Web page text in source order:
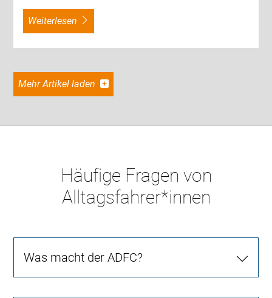
weiterlesen
Mehr Artikel laden
Häufige Fragen von
Alltagsfahrer*innen
Was macht der ADFC?